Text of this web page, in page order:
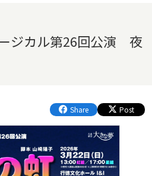
ジカル第26回公演 夜
Share Post